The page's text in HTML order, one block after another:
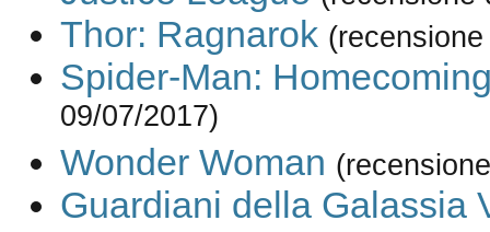
Thor: Ragnarok
Spider-Man:
09/07/2017)
Wonder Woman
Guardiani della Galassia